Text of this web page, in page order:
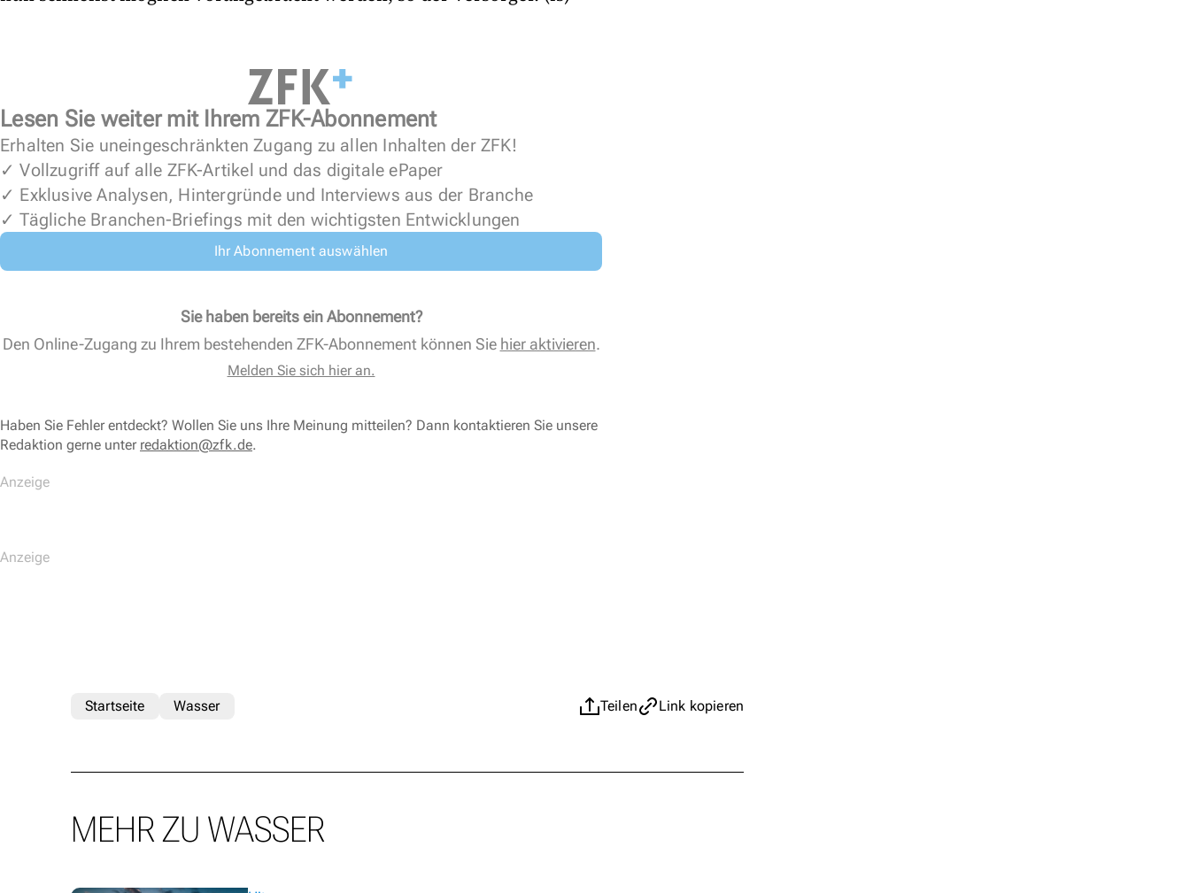
Lesen Sie weiter mit Ihrem ZFK-Abonnement
Erhalten Sie uneingeschränkten Zugang zu allen Inhalten der ZFK!
✓ Vollzugriff auf alle ZFK-Artikel und das digitale ePaper
✓ Exklusive Analysen, Hintergründe und Interviews aus der Branche
✓ Tägliche Branchen-Briefings mit den wichtigsten Entwicklungen
Ihr Abonnement auswählen
Sie haben bereits ein Abonnement?
Den Online-Zugang zu Ihrem bestehenden ZFK-Abonnement können Sie hier aktivieren.
Melden Sie sich hier an.
Haben Sie Fehler entdeckt? Wollen Sie uns Ihre Meinung mitteilen? Dann kontaktieren Sie unsere
Redaktion gerne unter redaktion@zfk.de.
Teilen Link kopieren
Startseite Wasser
MEHR ZU WASSER